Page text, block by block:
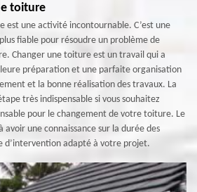
toiture
est une activité incontournable. C’est une
fiable pour résoudre un problème de
Changer une toiture est un travail qui a
préparation et une parfaite organisation
et la bonne réalisation des travaux. La
très indispensable si vous souhaitez
pour le changement de votre toiture. Le
avoir une connaissance sur la durée des
d’intervention adapté à votre projet.